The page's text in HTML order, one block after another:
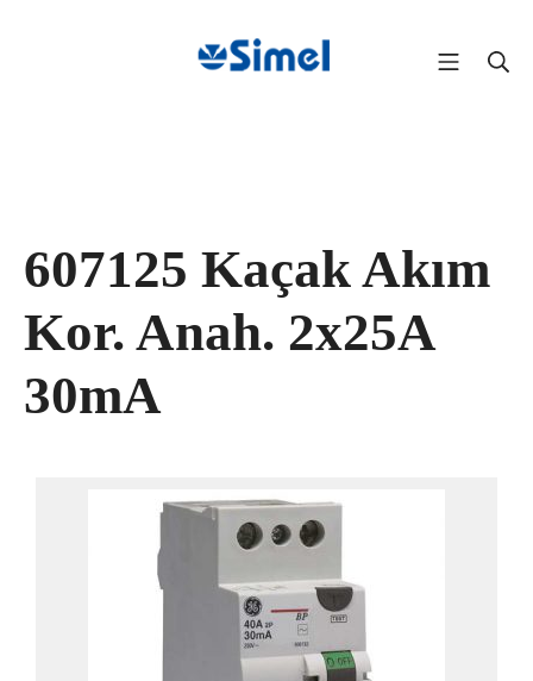
607125 Kaçak Akım
Kor. Anah. 2x25A
30mA